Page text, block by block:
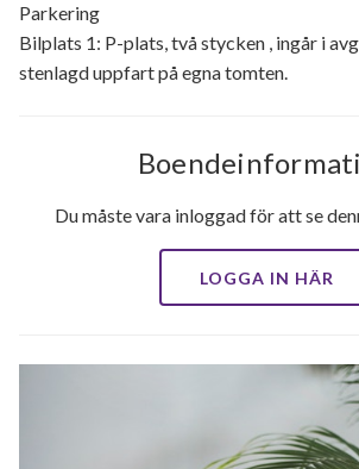
Parkering
Bilplats 1: P-plats, två stycken , ingår i
stenlagd uppfart på egna tomten.
Du måste vara inloggad för att se
LOGGA IN HÄR